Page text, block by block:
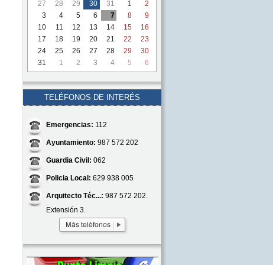
27 28 29 30 31 1
2
3
4 5 6 7 8
9
10
11 12 13 14 15
16
17
18 19 20 21 22
23
24
25 26 27 28 29
30
31
1 2 3 4 5 6
TELÉFONOS DE INTERÉS
Emergencias: 112
Ayuntamiento: 987 572 202
Guardia Civil: 062
Policia Local: 629 938 005
Arquitecto Téc...: 987 572 202.
Extensión 3.